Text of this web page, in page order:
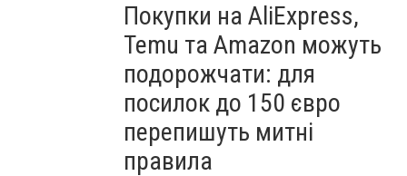
Покупки на AliExpress,
Temu та Amazon можуть
подорожчати: для
посилок до 150 євро
перепишуть митні
правила